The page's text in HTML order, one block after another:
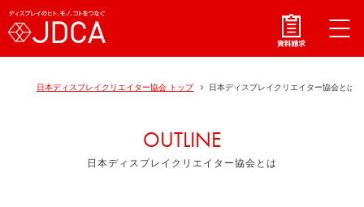
日本ディスプレイクリエイター協会 トップ 日本ディスプレイクリエイター協会とは
OUTLINE
日本ディスプレイクリエイター協会とは